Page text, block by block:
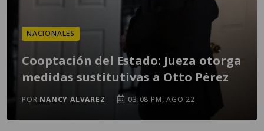
NACIONALES
Cooptación del Estado: Jueza otorga
medidas sustitutivas a Otto Pérez
POR NANCY ALVAREZ 03:08 PM, AGO 22